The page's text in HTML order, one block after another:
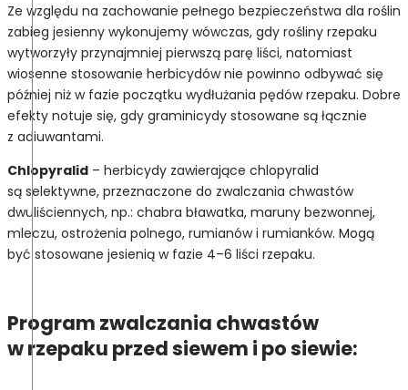
Ze względu na zachowanie pełnego bezpieczeństwa dla roślin
zabieg jesienny wykonujemy wówczas, gdy rośliny rzepaku
wytworzyły przynajmniej pierwszą parę liści, natomiast
wiosenne stosowanie herbicydów nie powinno odbywać się
później niż w fazie początku wydłużania pędów rzepaku. Dobre
efekty notuje się, gdy graminicydy stosowane są łącznie
z adiuwantami.
Chlopyralid – herbicydy zawierające chlopyralid
są selektywne, przeznaczone do zwalczania chwastów
dwuliściennych, np.: chabra bławatka, maruny bezwonnej,
mleczu, ostrożenia polnego, rumianów i rumianków. Mogą
być stosowane jesienią w fazie 4–6 liści rzepaku.
Program zwalczania chwastów
w rzepaku przed siewem i po siewie: